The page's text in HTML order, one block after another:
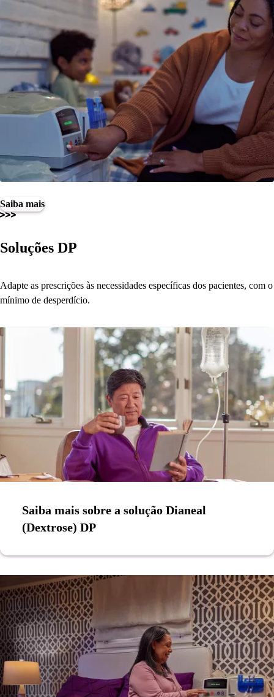
Saiba mais
Soluções DP
Adapte as prescrições às necessidades específicas dos pacientes, com o
mínimo de desperdício.
Saiba mais sobre a solução Dianeal
(Dextrose) DP